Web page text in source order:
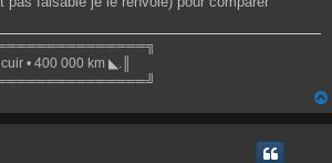
• 400 000 km ◣.║